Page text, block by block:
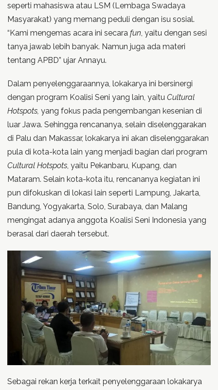
seperti mahasiswa atau LSM (Lembaga Swadaya
Masyarakat) yang memang peduli dengan isu sosial.
“Kami mengemas acara ini secara fun, yaitu dengan sesi
tanya jawab lebih banyak. Namun juga ada materi
tentang APBD” ujar Annayu.
Dalam penyelenggaraannya, lokakarya ini bersinergi
dengan program Koalisi Seni yang lain, yaitu Cultural
Hotspots, yang fokus pada pengembangan kesenian di
luar Jawa. Sehingga rencananya, selain diselenggarakan
di Palu dan Makassar, lokakarya ini akan diselenggarakan
pula di kota-kota lain yang menjadi bagian dari program
Cultural Hotspots, yaitu Pekanbaru, Kupang, dan
Mataram. Selain kota-kota itu, rencananya kegiatan ini
pun difokuskan di lokasi lain seperti Lampung, Jakarta,
Bandung, Yogyakarta, Solo, Surabaya, dan Malang
mengingat adanya anggota Koalisi Seni Indonesia yang
berasal dari daerah tersebut.
Sebagai rekan kerja terkait penyelenggaraan lokakarya